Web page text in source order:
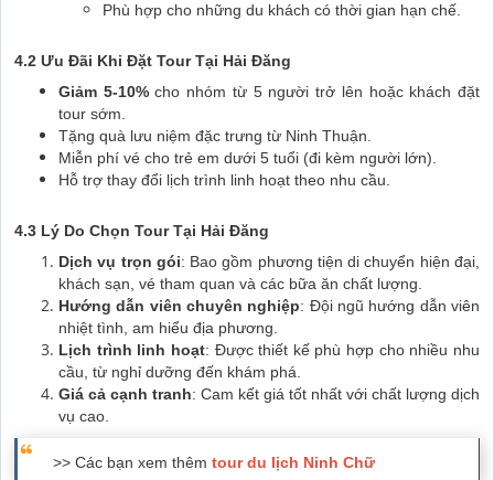
Phù hợp cho những du khách có thời gian hạn chế.
4.2 Ưu Đãi Khi Đặt Tour Tại Hải Đăng
Giảm 5-10%cho nhóm từ 5 người trở lên hoặc khách đặt
tour sớm.
Tặng quà lưu niệm đặc trưng từ Ninh Thuận.
Miễn phí vé cho trẻ em dưới 5 tuổi (đi kèm người lớn).
Hỗ trợ thay đổi lịch trình linh hoạt theo nhu cầu.
4.3 Lý Do Chọn Tour Tại Hải Đăng
Dịch vụ trọn gói: Bao gồm phương tiện di chuyển hiện đại,
khách sạn, vé tham quan và các bữa ăn chất lượng.
Hướng dẫn viên chuyên nghiệp: Đội ngũ hướng dẫn viên
nhiệt tình, am hiểu địa phương.
Lịch trình linh hoạt: Được thiết kế phù hợp cho nhiều nhu
cầu, từ nghỉ dưỡng đến khám phá.
Giá cả cạnh tranh: Cam kết giá tốt nhất với chất lượng dịch
vụ cao.
>> Các bạn xem thêm tour du lịch Ninh Chữ